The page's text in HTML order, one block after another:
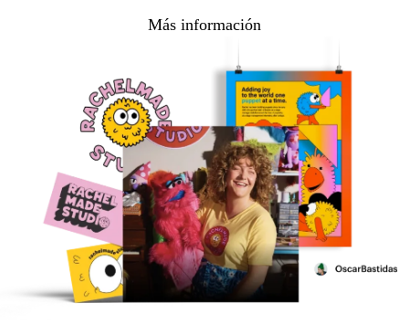
Más información